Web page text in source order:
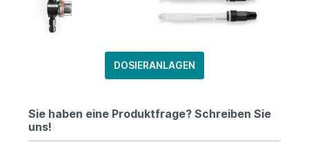
DOSIERANLAGEN
Sie haben eine Produktfrage? Schreiben Sie
uns!